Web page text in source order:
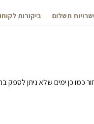
תשלום ביקורות